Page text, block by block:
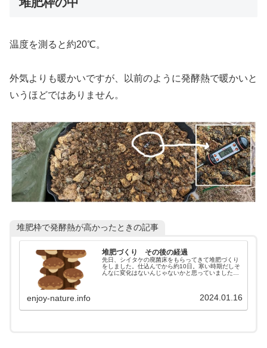
温度を測ると約20℃。
外気よりも暖かいですが、以前のように発酵熱で暖かいと
いうほどではありません。
堆肥枠で発酵熱が高かったときの記事
堆肥づくり その後の経過
先日、シイタケの廃菌床をもらってきて堆肥づくり
をしました。仕込んでから約10日。寒い時期だしそ
んなに変化はないんじゃないかと思っていました
enjoy-nature.info 2024.01.16